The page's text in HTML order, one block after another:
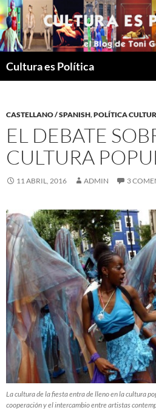
Saltar
al
contenido
Cultura es Política
CASTELLANO / SPANISH,POLÍTICA
EL DEBATE
CULTURA
11 ABRIL, 2016 ADMIN 3
La cultura de la fiesta entra de lleno en la cultura
cooperación y el intercambio entre artistas